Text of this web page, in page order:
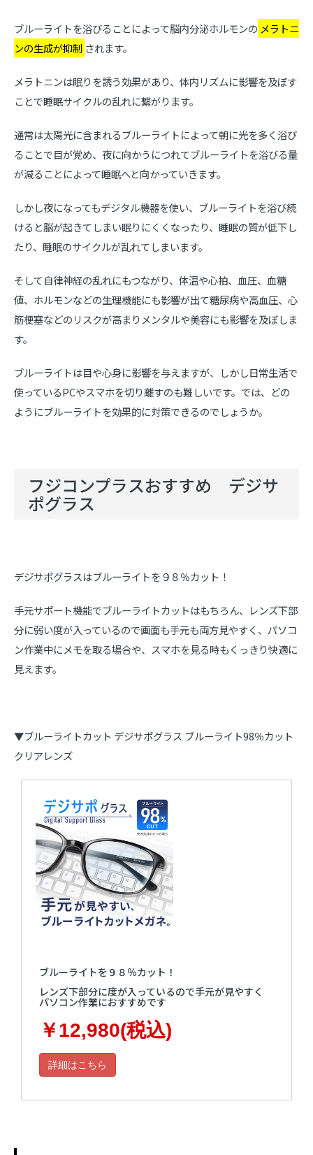
ブルーライトを浴びることによって脳内分泌ホルモンの メラトニ
ンの生成が抑制 されます。
メラトニンは眠りを誘う効果があり、体内リズムに影響を及ぼす
ことで睡眠サイクルの乱れに繋がります。
通常は太陽光に含まれるブルーライトによって朝に光を多く浴び
ることで目が覚め、夜に向かうにつれてブルーライトを浴びる量
が減ることによって睡眠へと向かっていきます。
しかし夜になってもデジタル機器を使い、ブルーライトを浴び続
けると脳が起きてしまい眠りにくくなったり、睡眠の質が低下し
たり、睡眠のサイクルが乱れてしまいます。
そして自律神経の乱れにもつながり、体温や心拍、血圧、血糖
値、ホルモンなどの生理機能にも影響が出て糖尿病や高血圧、心
筋梗塞などのリスクが高まりメンタルや美容にも影響を及ぼしま
す。
ブルーライトは目や心身に影響を与えますが、しかし日常生活で
使っているPCやスマホを切り離すのも難しいです。では、どの
ようにブルーライトを効果的に対策できるのでしょうか。
フジコンプラスおすすめ デジサ
ポグラス
デジサポグラスはブルーライトを９８％カット！
手元サポート機能でブルーライトカットはもちろん、レンズ下部
分に弱い度が入っているので画面も手元も両方見やすく、パソコ
ン作業中にメモを取る場合や、スマホを見る時もくっきり快適に
見えます。
▼ブルーライトカット デジサポグラス ブルーライト98％カット
クリアレンズ
ブルーライトを９８％カット！
レンズ下部分に度が入っているので手元が見やすく
パソコン作業におすすめです
￥12,980(税込)
詳細はこちら